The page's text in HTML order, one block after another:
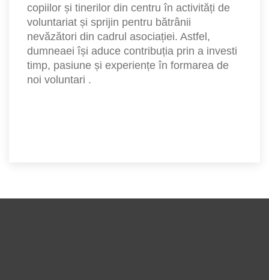
copiilor și tinerilor din centru în activități de
voluntariat și sprijin pentru bătrânii
nevăzători din cadrul asociației. Astfel,
dumneaei își aduce contribuția prin a investi
timp, pasiune și experiențe în formarea de
noi voluntari .